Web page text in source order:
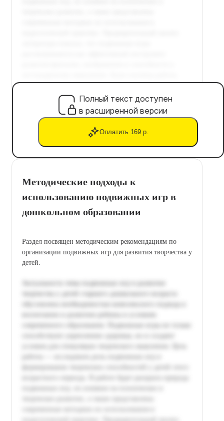
Полный текст доступен
в расширенной версии
Оплатить 169 р.
Методические подходы к
использованию подвижных игр в
дошкольном образовании
Раздел посвящен методическим рекомендациям по
организации подвижных игр для развития творчества у
детей.